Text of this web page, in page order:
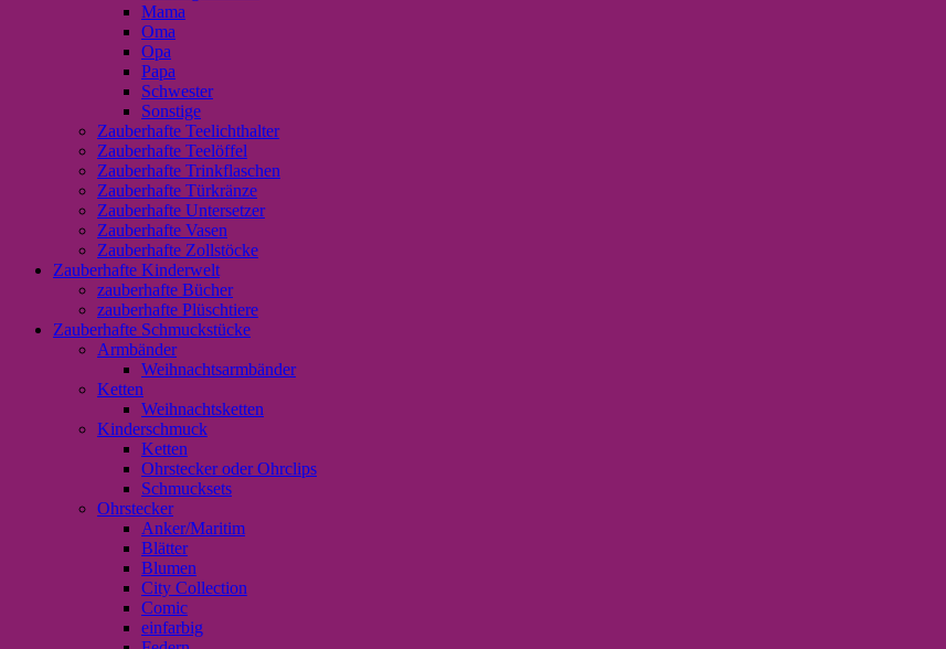
Mama
Oma
Opa
Papa
Schwester
Sonstige
Zauberhafte Teelichthalter
Zauberhafte Teelöffel
Zauberhafte Trinkflaschen
Zauberhafte Türkränze
Zauberhafte Untersetzer
Zauberhafte Vasen
Zauberhafte Zollstöcke
Zauberhafte Kinderwelt
zauberhafte Bücher
zauberhafte Plüschtiere
Zauberhafte Schmuckstücke
Armbänder
Weihnachtsarmbänder
Ketten
Weihnachtsketten
Kinderschmuck
Ketten
Ohrstecker oder Ohrclips
Schmucksets
Ohrstecker
Anker/Maritim
Blätter
Blumen
City Collection
Comic
einfarbig